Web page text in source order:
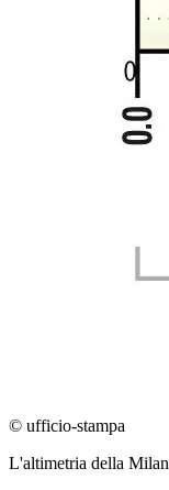
© ufficio-stampa
L'altimetria della